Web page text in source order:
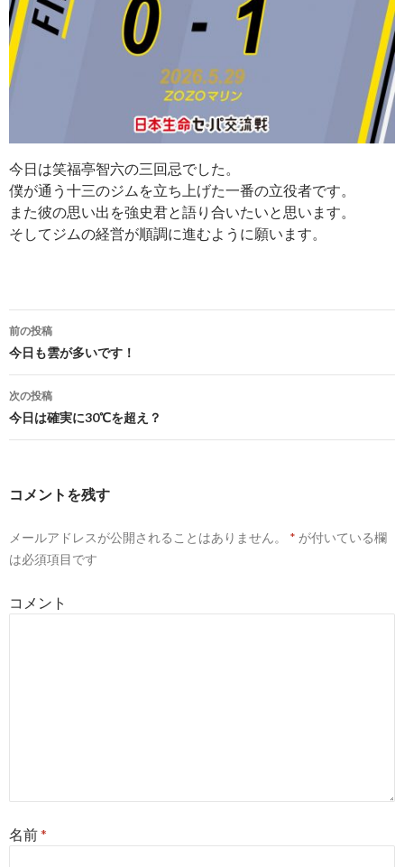
今日は笑福亭智六の三回忌でした。
僕が通う十三のジムを立ち上げた一番の立役者です。
また彼の思い出を強史君と語り合いたいと思います。
そしてジムの経営が順調に進むように願います。
投稿ナビゲーション
前の投稿
今日も雲が多いです！
次の投稿
今日は確実に30℃を超え？
コメントを残す
メールアドレスが公開されることはありません。 * が付いている欄
は必須項目です
コメント
名前*